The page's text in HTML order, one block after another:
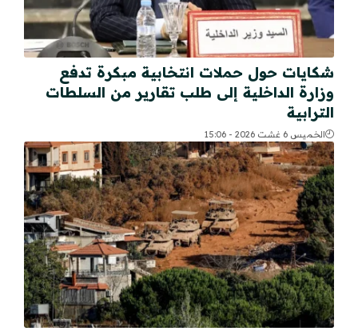
شكايات حول حملات انتخابية مبكرة تدفع
وزارة الداخلية إلى طلب تقارير من السلطات
الترابية
الخميس 6 غشت 2026 - 15:06